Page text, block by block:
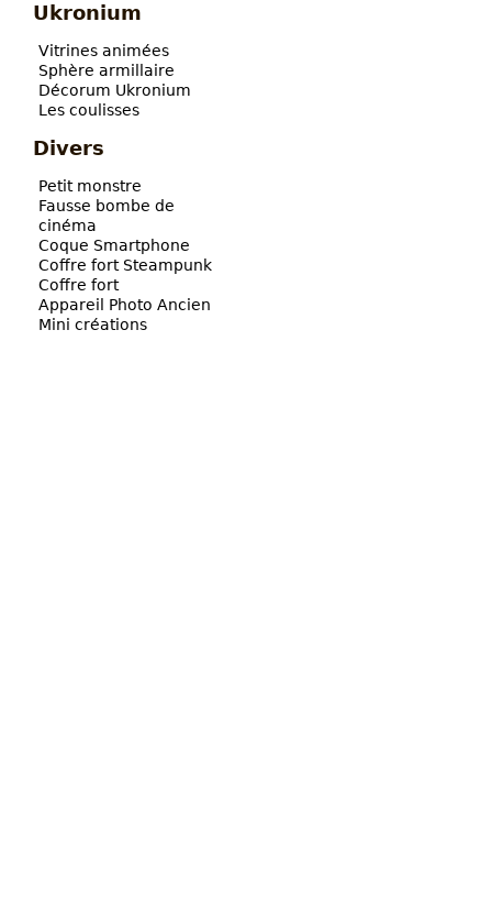
Ukronium
Vitrines animées
Sphère armillaire
Décorum Ukronium
Les coulisses
Divers
Petit monstre
Fausse bombe de
cinéma
Coque Smartphone
Coffre fort Steampunk
Coffre fort
Appareil Photo Ancien
Mini créations